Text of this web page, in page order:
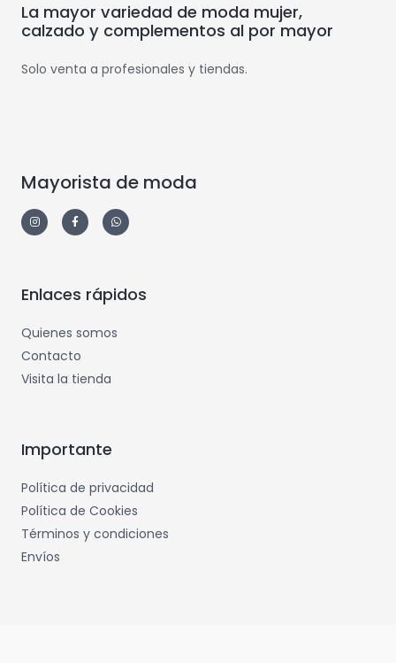
La mayor variedad de moda mujer,
calzado y complementos al por mayor
Solo venta a profesionales y tiendas.
Mayorista de moda
Enlaces rápidos
Quienes somos
Contacto
Visita la tienda
Importante
Política de privacidad
Política de Cookies
Términos y condiciones
Envíos